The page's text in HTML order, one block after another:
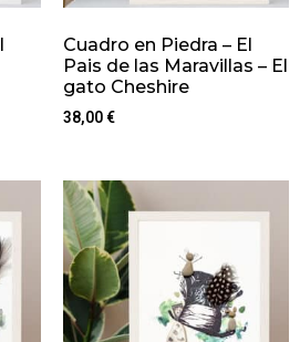
Cuadro en Piedra – El
Pais de las Maravillas – El
gato Cheshire
38,00€